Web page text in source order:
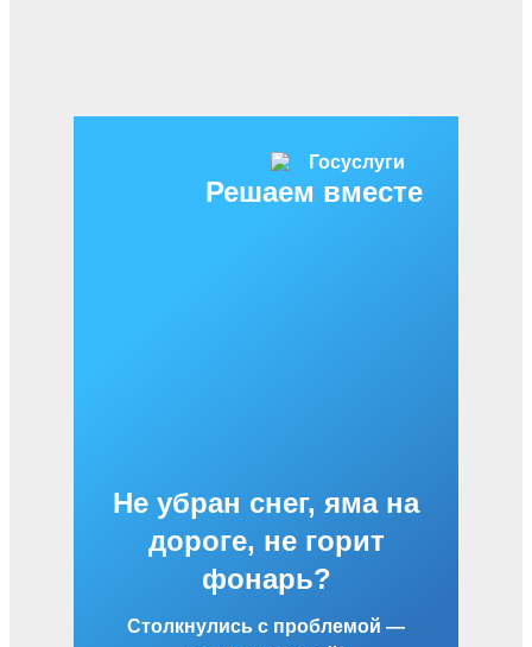
Решаем вместе
Не убран снег, яма на
дороге, не горит
фонарь?
Столкнулись с проблемой —